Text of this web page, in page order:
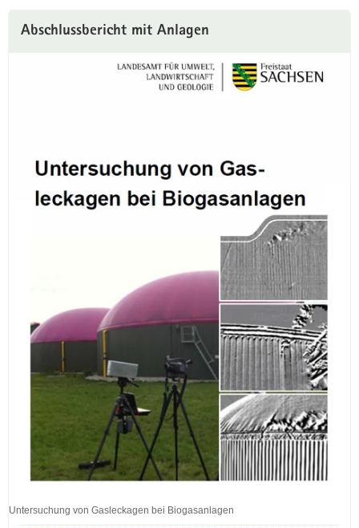
Abschlussbericht mit Anlagen
Untersuchung von Gasleckagen bei Biogasanlagen
Untersuchung